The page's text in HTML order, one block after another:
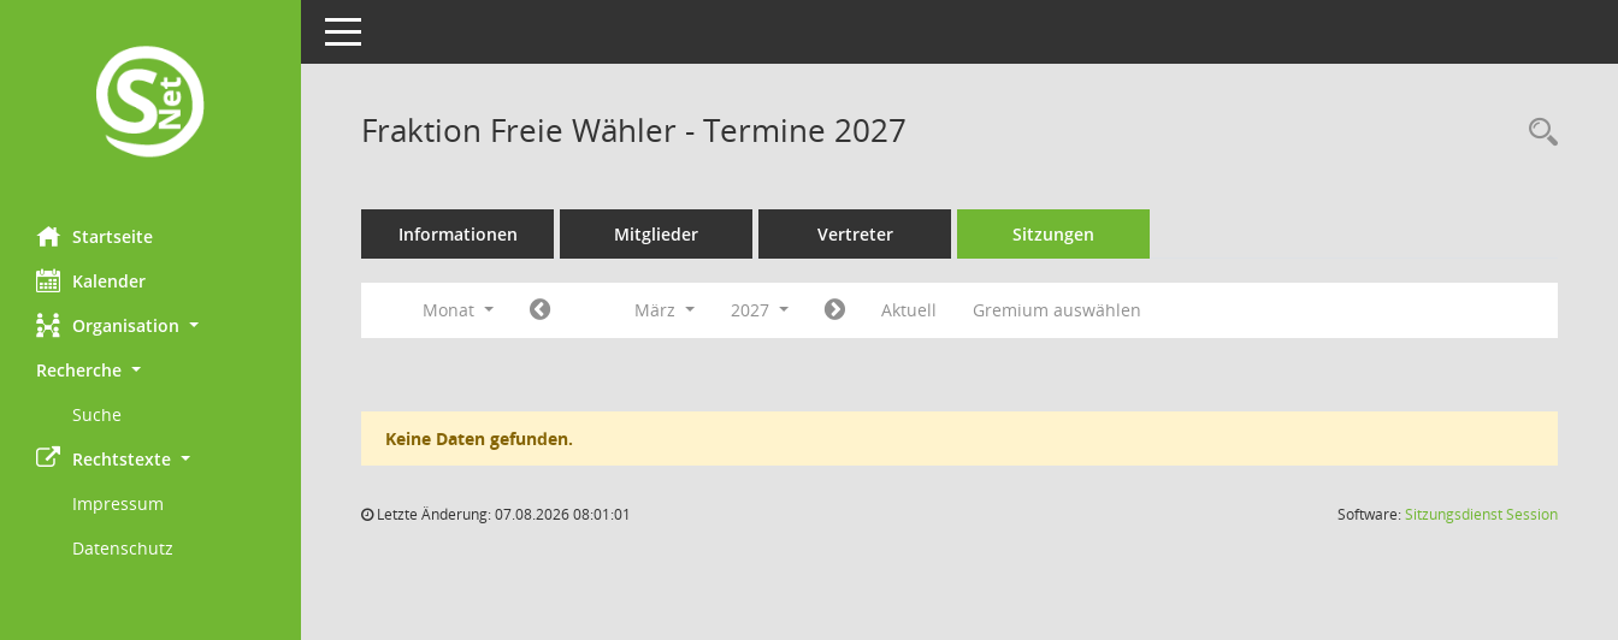
Startseite
Kalender
Organisation
Recherche
Suche
Rechtstexte
Impressum
Datenschutz
Toggle navigation
Fraktion Freie Wähler - Termine 2027
Informationen Mitglieder Vertreter Sitzungen
Monat März 2027 Aktuell Gremium auswählen
Keine Daten gefunden.
Letzte Änderung: 07.08.2026 08:01:01 Software:SitzungsdienstSession(Wird in